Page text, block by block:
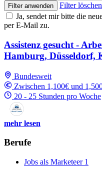
Filter anwenden
Filter löschen
Ja, sendet mir bitte die
per E-Mail zu.
Assistenz gesucht -
Hamburg, Düsseldorf,
Bundesweit
Zwischen 1,100€ und
20 - 25 Stunden pro Woche
mehr lesen
Berufe
Jobs als Marketeer 1